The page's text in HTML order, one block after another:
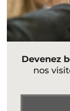
Devenez
nos